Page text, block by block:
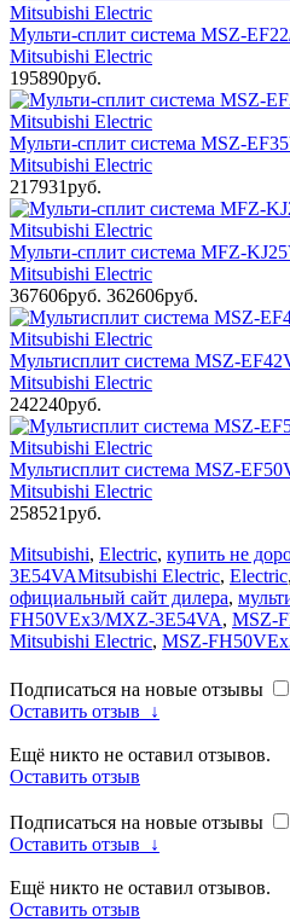
Мульти-сплит система MSZ-
Mitsubishi Electric
195890руб.
Мульти-сплит система MSZ-
Mitsubishi Electric
217931руб.
Мульти-сплит система MFZ-
Mitsubishi Electric
367606руб. 362606руб.
Мультисплит система MSZ-
Mitsubishi Electric
242240руб.
Мультисплит система MSZ-
Mitsubishi Electric
258521руб.
Mitsubishi, Electric, купить не
3E54VAMitsubishi Electric, Electric,
официальный сайт дилера,
FH50VEх3/MXZ-3E54VA, MSZ-
Mitsubishi Electric, MSZ-
Подписаться на новые отзывы
Оставить отзыв
↓
Ещё никто не оставил отзывов.
Оставить отзыв
Подписаться на новые отзывы
Оставить отзыв
↓
Ещё никто не оставил отзывов.
Оставить отзыв